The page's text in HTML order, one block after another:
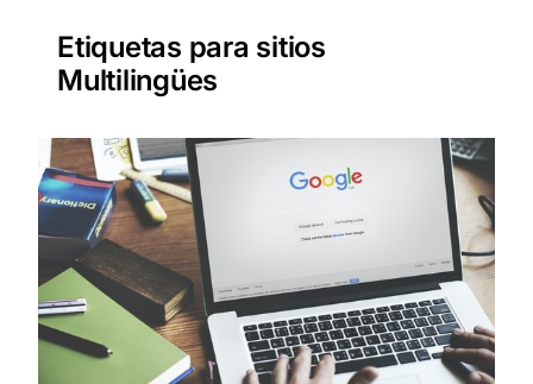
Etiquetas para sitios
Multilingües